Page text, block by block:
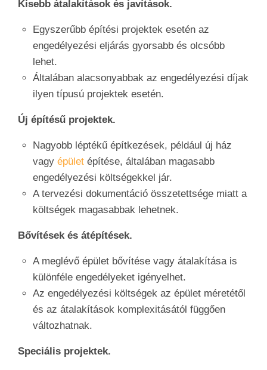
Kisebb átalakítások és javítások.
Egyszerűbb építési projektek esetén az
engedélyezési eljárás gyorsabb és olcsóbb
lehet.
Általában alacsonyabbak az engedélyezési díjak
ilyen típusú projektek esetén.
Új építésű projektek.
Nagyobb léptékű építkezések, például új ház
vagy épület építése, általában magasabb
engedélyezési költségekkel jár.
A tervezési dokumentáció összetettsége miatt a
költségek magasabbak lehetnek.
Bővítések és átépítések.
A meglévő épület bővítése vagy átalakítása is
különféle engedélyeket igényelhet.
Az engedélyezési költségek az épület méretétől
és az átalakítások komplexitásától függően
változhatnak.
Speciális projektek.